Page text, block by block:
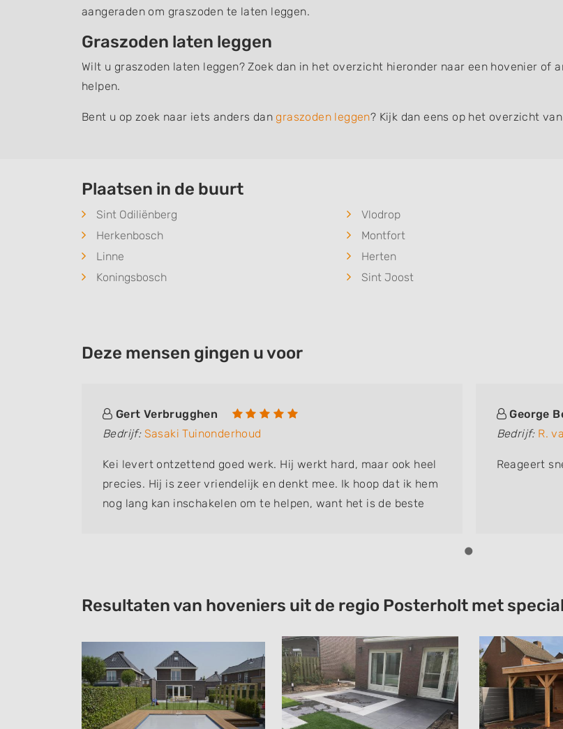
aangeraden om graszoden te laten leggen.
Graszoden laten leggen
Wilt u graszoden laten leggen? Zoek dan in het overzicht hieronder naar een hovenier
helpen.
Bent u op zoek naar iets anders dangraszoden leggen? Kijk dan eens op het overzicht
Plaatsen in de buurt
Sint Odiliënberg Vlodrop
Herkenbosch
Montfort
Linne
Herten
Koningsbosch
Sint Joost
Deze mensen gingen u voor
Gert Verbrugghen
Bedrijf: Sasaki Tuinonderhoud
Kei levert ontzettend goed werk. Hij werkt hard, maar ook heel
precies. Hij is zeer vriendelijk en denkt mee. Ik hoop dat ik hem
nog lang kan inschakelen om te helpen, want het is de beste
George
Bedrijf: R.
Reageert
Resultaten van hoveniers uit de regio Posterholt met